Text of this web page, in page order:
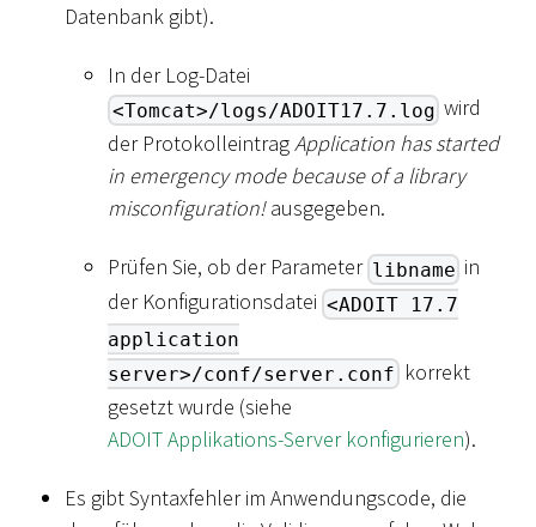
Datenbank gibt).
In der Log-Datei
<Tomcat>/logs/ADOIT17.7.log wird
der ProtokolleintragApplication has started
in emergency mode because of a library
misconfiguration!ausgegeben.
Prüfen Sie, ob der Parameter libname in
der Konfigurationsdatei <ADOIT 17.7
application
server>/conf/server.conf korrekt
gesetzt wurde (siehe
ADOIT Applikations-Server konfigurieren).
Es gibt Syntaxfehler im Anwendungscode, die